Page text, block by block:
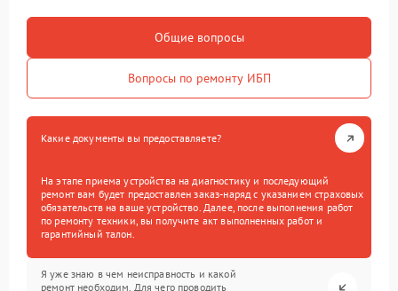
Общие вопросы
Вопросы по ремонту ИБП
Какие документы вы предоставляете?
На этапе приема устройства на диагностику и последующий
ремонт вам будет предоставлен заказ-наряд с указанием страховых
обязательств на ваше устройство. Далее, после выполнения работ
по ремонту техники, вы получите акт выполненных работ и
гарантийный талон.
Я уже знаю в чем неисправность и какой
ремонт необходим. Для чего проводить